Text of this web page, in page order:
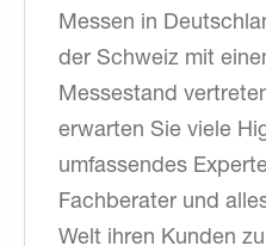
Messen in
der Schweiz mit
Messestand
erwarten Sie viele
umfassendes
Fachberater und
Welt ihren Kunden